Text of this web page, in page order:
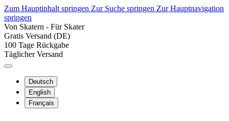
Zum Hauptinhalt springen Zur Suche springen Zur Hauptnavigation
springen
Von Skatern - Für Skater
Gratis Versand (DE)
100 Tage Rückgabe
Täglicher Versand
Deutsch
English
Français